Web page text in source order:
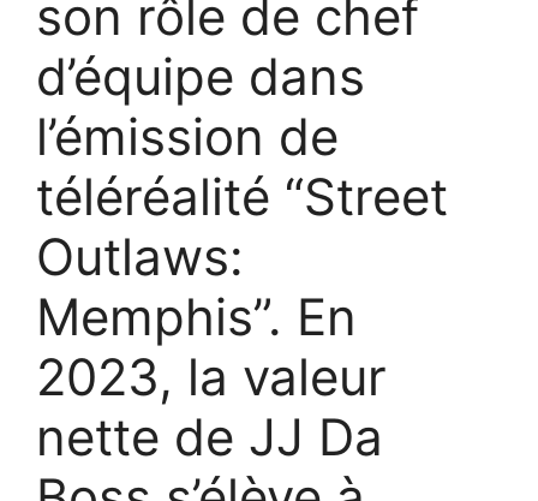
son rôle de chef
d’équipe dans
l’émission de
téléréalité “Street
Outlaws:
Memphis”. En
2023, la valeur
nette de JJ Da